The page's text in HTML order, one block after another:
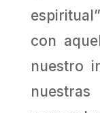
con
nuestro